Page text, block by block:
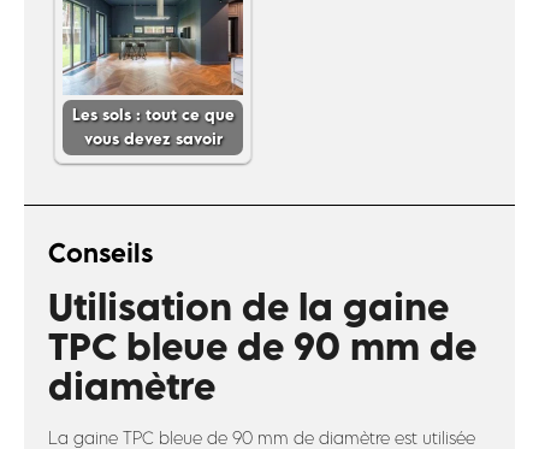
Les sols : tout ce que
vous devez savoir
Conseils
Utilisation de la gaine
TPC bleue de 90 mm de
diamètre
La gaine TPC bleue de 90 mm de diamètre est utilisée